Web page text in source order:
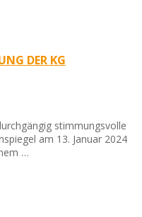
DER KG
stimmungsvolle
am 13. Januar 2024
…